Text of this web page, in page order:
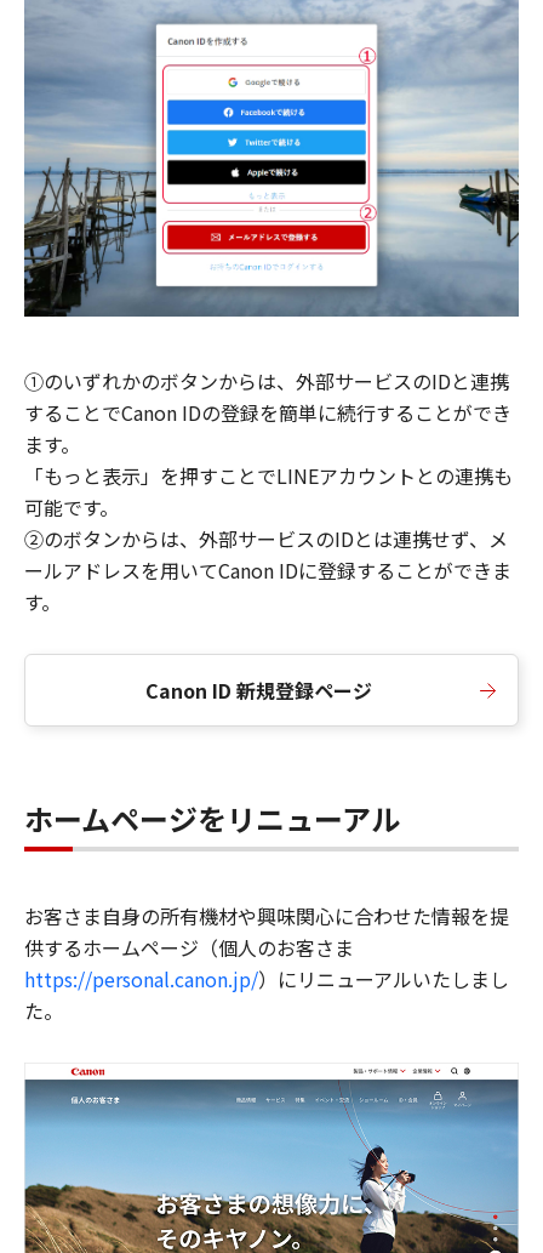
①のいずれかのボタンからは、外部サービスのIDと連携
することでCanon IDの登録を簡単に続行することができ
ます。
「もっと表示」を押すことでLINEアカウントとの連携も
可能です。
②のボタンからは、外部サービスのIDとは連携せず、メ
ールアドレスを用いてCanon IDに登録することができま
す。
Canon ID 新規登録ページ
ホームページをリニューアル
お客さま自身の所有機材や興味関心に合わせた情報を提
供するホームページ（個人のお客さま
https://personal.canon.jp/）にリニューアルいたしまし
た。